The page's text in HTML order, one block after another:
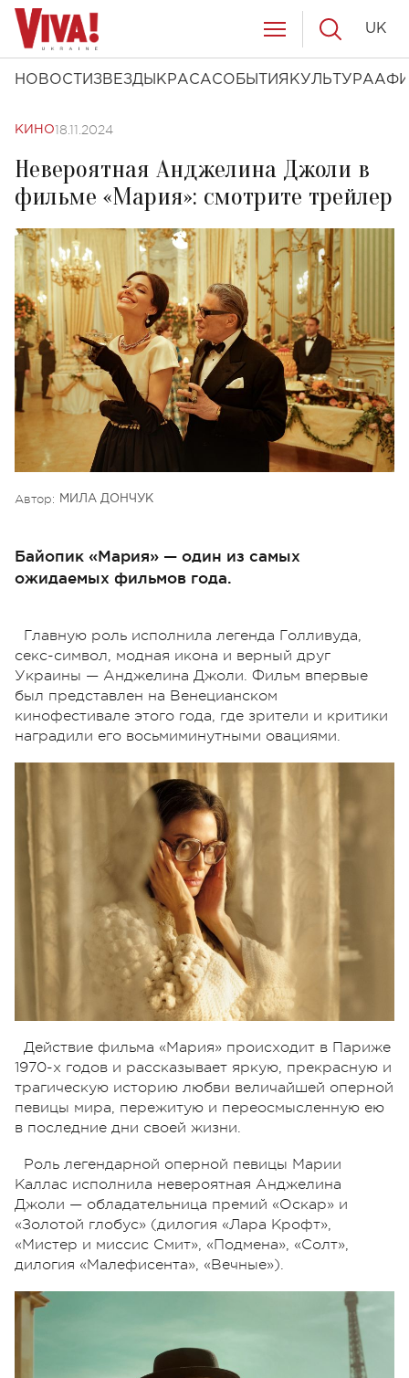
НОВОСТИ ЗВЕЗДЫ КРАСАСОБЫТИЯ КУЛЬТУРА
UK
КИНО18.11.2024
Невероятная Анджелина Джоли в
фильме «Мария»: смотрите трейлер
Автор: МИЛА ДОНЧУК
Байопик «Мария» — один из самых
ожидаемых фильмов года.
Главную роль исполнила легенда Голливуда,
секс-символ, модная икона и верный друг
Украины — Анджелина Джоли. Фильм впервые
был представлен на Венецианском
кинофестивале этого года, где зрители и критики
наградили его восьмиминутными овациями.
Действие фильма «Мария» происходит в Париже
1970-х годов и рассказывает яркую, прекрасную и
трагическую историю любви величайшей оперной
певицы мира, пережитую и переосмысленную ею
в последние дни своей жизни.
Роль легендарной оперной певицы Марии
Каллас исполнила невероятная Анджелина
Джоли — обладательница премий «Оскар» и
«Золотой глобус» (дилогия «Лара Крофт»,
«Мистер и миссис Смит», «Подмена», «Солт»,
дилогия «Малефисента», «Вечные»).